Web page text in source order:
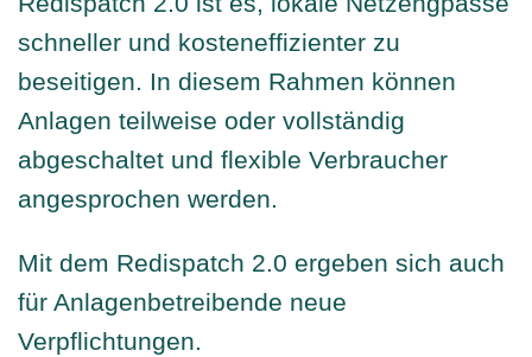
Ökostrom
E-Mobilität
Gemeinschaft
schneller und kosteneffizienter zu
beseitigen. In diesem Rahmen können
Anlagen teilweise oder vollständig
abgeschaltet und flexible Verbraucher
angesprochen werden.
Mit dem Redispatch 2.0 ergeben sich auch
für Anlagenbetreibende neue
Verpflichtungen.